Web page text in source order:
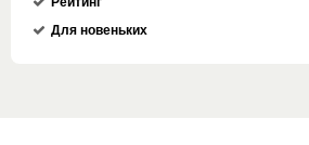
Для новеньких